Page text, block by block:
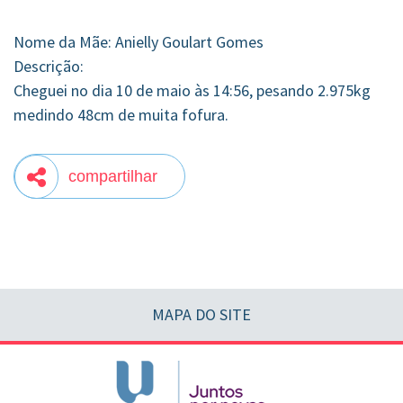
Nome da Mãe: Anielly Goulart Gomes
Descrição:
Cheguei no dia 10 de maio às 14:56, pesando 2.975kg
medindo 48cm de muita fofura.
compartilhar
MAPA DO SITE